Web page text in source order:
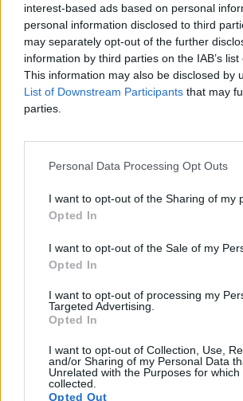
interest-based ads based on personal
personal information disclosed to third
may separately opt-out of the further
information by third parties on the IAB’s
This information may also be disclosed by
List of Downstream Participants that may
parties.
Personal Data Processing Opt Outs
I want to opt-out of the Sharing of my
Opted In
I want to opt-out of the Sale of my
Opted In
I want to opt-out of processing my
Targeted Advertising.
Opted In
I want to opt-out of Collection, Use,
and/or Sharing of my Personal Data
Unrelated with the Purposes for which
collected.
Opted Out
Poniedziałek będzie upalny, ale w wielu
gwałtowne burze, grad i silny wiatr.
Celsjusza. We wtorek nadejdzie wyraźne
będzie około 22 stopni.
Piotr Białczyk